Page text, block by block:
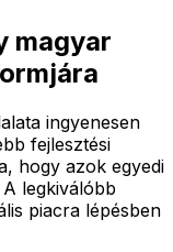
magyar
ingyenesen
fejlesztési
hogy azok egyedi
legkiválóbb
piacra lépésben